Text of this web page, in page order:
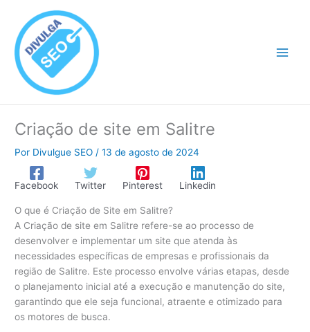
conteúdo
Criação de site em Salitre
Por Divulgue SEO /13 de agosto de 2024
Facebook Twitter Pinterest Linkedin
O que é Criação de Site em Salitre?
A Criação de site em Salitre refere-se ao processo de
desenvolver e implementar um site que atenda às
necessidades específicas de empresas e profissionais da
região de Salitre. Este processo envolve várias etapas, desde
o planejamento inicial até a execução e manutenção do site,
garantindo que ele seja funcional, atraente e otimizado para
os motores de busca.